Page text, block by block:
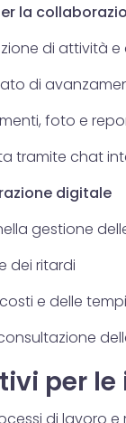
la
di attività e
di
foto e
tramite chat
digitale
gestione
dei ritardi
e delle
per le
di lavoro